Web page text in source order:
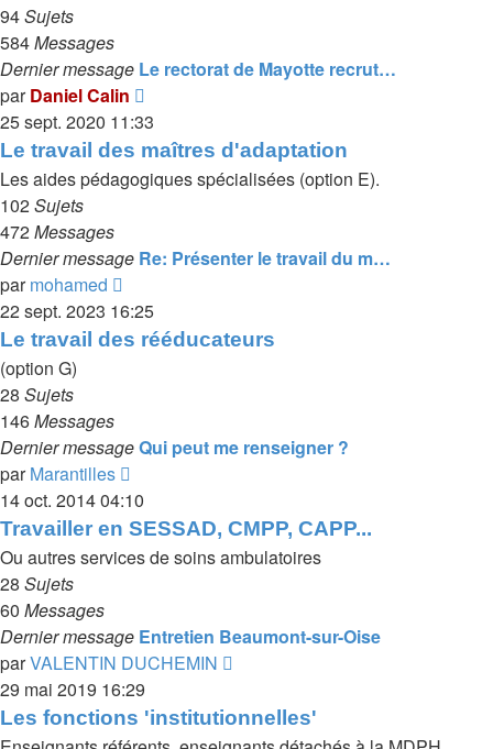
94Sujets
584Messages
Dernier message Le rectorat de Mayotte recrut…
parDaniel Calin
le
dernier
message
25 sept. 2020 11:33
Le travail des maîtres d'adaptation
Les aides pédagogiques spécialisées (option E).
102Sujets
472Messages
Dernier message Re: Présenter le travail du m…
parmohamed
le
dernier
22 sept. 2023 16:25
Le travail des rééducateurs
(option G)
28 Sujets
146Messages
Dernier messageQui peut me renseigner ?
parMarantilles
le
dernier
message
14 oct. 2014 04:10
Travailler en SESSAD, CMPP, CAPP...
Ou autres services de soins ambulatoires
28 Sujets
60 Messages
Dernier message Entretien Beaumont-sur-Oise
parVALENTIN DUCHEMIN
dernier
message
29 mai 2019 16:29
Les fonctions 'institutionnelles'